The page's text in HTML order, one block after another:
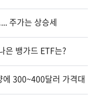
주가는 상승세
은 뱅가드 ETF는?
300~400달러 가격대